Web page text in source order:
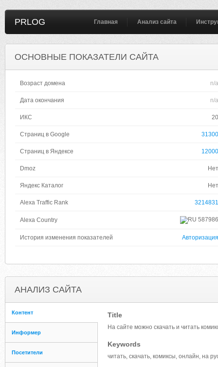
PRLOG Главная Анализ сайта
ОСНОВНЫЕ ПОКАЗАТЕЛИ САЙТА
Возраст домена n/a
Дата окончания n/a
ИКС 20
Страниц в Google 31300
Страниц в Яндексе 12000
Dmoz Нет
Яндекс Каталог Нет
Alexa Traffic Rank 3214831
Alexa Country 587986
История изменения показателей Авторизация
АНАЛИЗ САЙТА
Контент
Информер
Посетители
Title
На сайте можно скачать и читать
Keywords
читать, скачать, комиксы, онлайн, на